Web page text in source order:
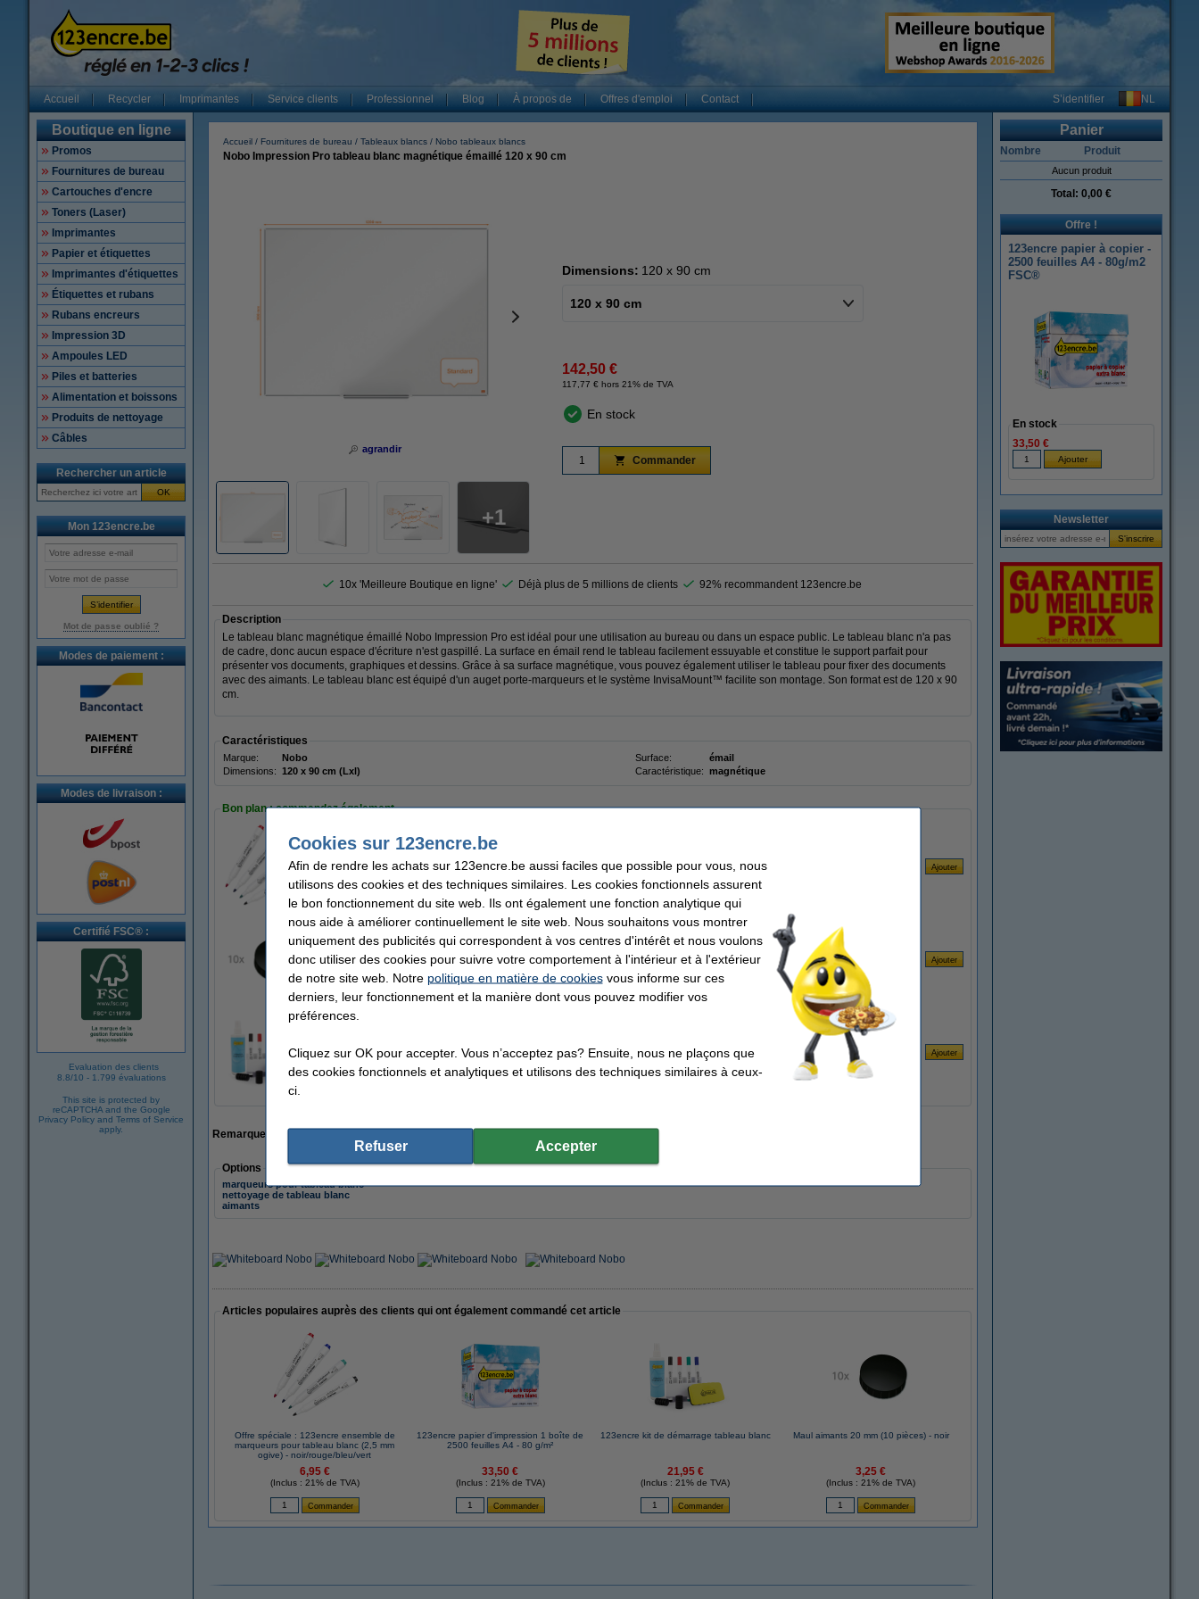
Accueil Recycler Imprimantes Service clients Professionnel Blog À propos de Offres d'emploi Contact S’identifier NL
Boutique en ligne
Promos
Fournitures de bureau
Cartouches d'encre
Toners (Laser)
Imprimantes
Papier et étiquettes
Imprimantes d'étiquettes
Étiquettes et rubans
Rubans encreurs
Impression 3D
Ampoules LED
Piles et batteries
Alimentation et boissons
Produits de nettoyage
Câbles
Rechercher un article
OK
Mon 123encre.be
Mot de passe oublié ?
Modes de paiement :
Modes de livraison :
Certifié FSC® :
Evaluation des clients
8.8/10 - 1.799 évaluations
This site is protected by
reCAPTCHA and the Google
Privacy Policy and Terms of Service
apply.
Accueil Fournitures de bureau Tableaux blancs Nobo tableaux blancs
Nobo Impression Pro tableau blanc magnétique émaillé 120 x 90 cm
agrandir agrandir agrandir
1
Dimensions: 120 x 90 cm
120 x 90 cm
142,50 €
117,77 € hors 21% de TVA
En stock
Commander
10x 'Meilleure Boutique en ligne' Déjà plus de 5 millions de clients 92% recommandent 123encre.be
Description
Le tableau blanc magnétique émaillé Nobo Impression Pro est idéal pour une utilisation au bureau ou dans un espace public. Le tableau blanc n'a pas
de cadre, donc aucun espace d'écriture n'est gaspillé. La surface en émail rend le tableau facilement essuyable et constitue le support parfait pour
présenter vos documents, graphiques et dessins. Grâce à sa surface magnétique, vous pouvez également utiliser le tableau pour fixer des documents
avec des aimants. Le tableau blanc est équipé d'un auget porte-marqueurs et le système InvisaMount™ facilite son montage. Son format est de 120 x 90
cm.
Caractéristiques
Marque: Nobo Surface:
émail
Dimensions:
120 x 90 cm (Lxl) Caractéristique: magnétique
Bon plan : commandez également
Offre spéciale : 123encre ensemble de marqueurs pour tableau blanc (2,5 mm ogive) - noir/rouge/bleu/vert
6,95 €
3,25 €
21,95 €
Remarque ! En raison de la grande taille de cet article, nous vous demandons de prévoir un délai de livraison de 3 jours ouvrables.
Options
marqueurs pour tableau blanc
nettoyage de tableau blanc
aimants
Articles populaires auprès des clients qui ont également commandé cet article
Offre spéciale : 123encre ensemble de
marqueurs pour tableau blanc (2,5 mm
ogive) - noir/rouge/bleu/vert
6,95 €
(Inclus : 21% de TVA)
123encre papier d'impression 1 boîte de
2500 feuilles A4 - 80 g/m²
33,50 €
(Inclus : 21% de TVA)
123encre kit de démarrage tableau blanc
21,95 €
(Inclus : 21% de TVA)
Maul aimants 20 mm (10 pièces) - noir
3,25 €
(Inclus : 21% de TVA)
Panier
Nombre Produit
Aucun produit
Total: 0,00 €
Offre !
123encre papier à copier -
2500 feuilles A4 - 80g/m2
FSC®
En stock
33,50 €
Newsletter
Cookies sur 123encre.be
Afin de rendre les achats sur 123encre.be aussi faciles que possible pour vous, nous
utilisons des cookies et des techniques similaires. Les cookies fonctionnels assurent
le bon fonctionnement du site web. Ils ont également une fonction analytique qui
nous aide à améliorer continuellement le site web. Nous souhaitons vous montrer
uniquement des publicités qui correspondent à vos centres d'intérêt et nous voulons
donc utiliser des cookies pour suivre votre comportement à l'intérieur et à l'extérieur
de notre site web. Notre politique en matière de cookiesvous informe sur ces
derniers, leur fonctionnement et la manière dont vous pouvez modifier vos
préférences.
Cliquez sur OK pour accepter. Vous n’acceptez pas? Ensuite, nous ne plaçons que
des cookies fonctionnels et analytiques et utilisons des techniques similaires à ceux-
ci.
Refuser Accepter